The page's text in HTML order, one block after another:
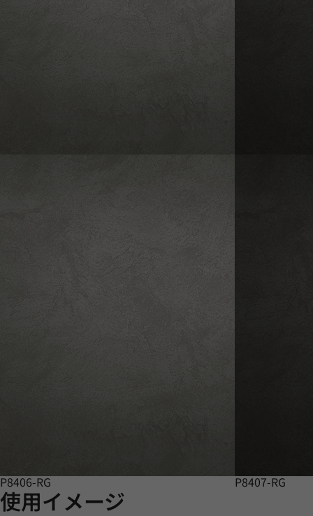
P8406-RG P8407-RG
使用イメージ